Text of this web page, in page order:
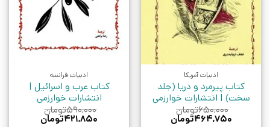
ادبیات آمریکا
کتاب پیرمرد و دریا (جلد
سخت) | انتشارات خوارزمی
۶۵۰,۰۰۰تومان
قیمت
۴۶۴,۷۵۰تومان
ادبیات فرانسه
کتاب عرب و اسرائیل |
انتشارات خوارزمی
۵۹۰,۰۰۰تومان
قیمت
۴۲۱,۸۵۰تومان